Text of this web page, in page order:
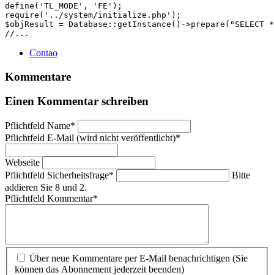
define( 'TL_MODE' , 'FE'
require ( '../system/initialize.php' );
$objResult = Database::getInstance()->prepare( "SELECT
//...
Contao
Kommentare
Einen Kommentar schreiben
Pflichtfeld Name*
Pflichtfeld E-Mail (wird nicht veröffentlicht)*
Webseite
Pflichtfeld Sicherheitsfrage*
Bitte
addieren Sie 8 und 2.
Pflichtfeld Kommentar*
Über neue Kommentare per E-Mail benachrichtigen (Sie
können das Abonnement jederzeit beenden)